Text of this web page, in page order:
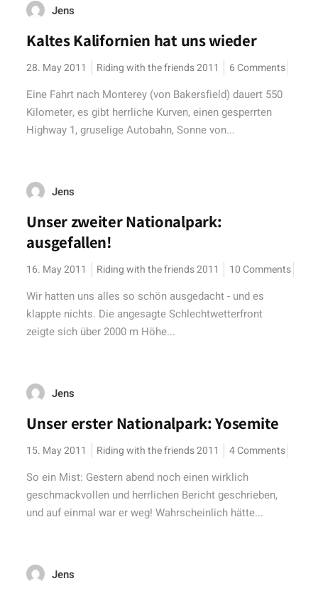
Jens
Kaltes Kalifornien hat uns wieder
28. May 2011 Riding with the friends 2011 6 Comments
Eine Fahrt nach Monterey (von Bakersfield) dauert 550
Kilometer, es gibt herrliche Kurven, einen gesperrten
Highway 1, gruselige Autobahn, Sonne von...
Jens
Unser zweiter Nationalpark:
ausgefallen!
16. May 2011 Riding with the friends 2011 10 Comments
Wir hatten uns alles so schön ausgedacht - und es
klappte nichts. Die angesagte Schlechtwetterfront
zeigte sich über 2000 m Höhe...
Jens
Unser erster Nationalpark: Yosemite
15. May 2011 Riding with the friends 2011 4 Comments
So ein Mist: Gestern abend noch einen wirklich
geschmackvollen und herrlichen Bericht geschrieben,
und auf einmal war er weg! Wahrscheinlich hätte...
Jens